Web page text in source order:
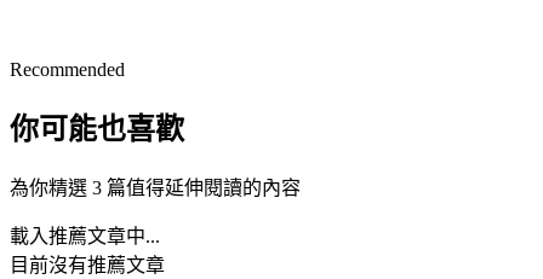
Recommended
你可能也喜歡
為你精選 3 篇值得延伸閱讀的內容
載入推薦文章中...
目前沒有推薦文章